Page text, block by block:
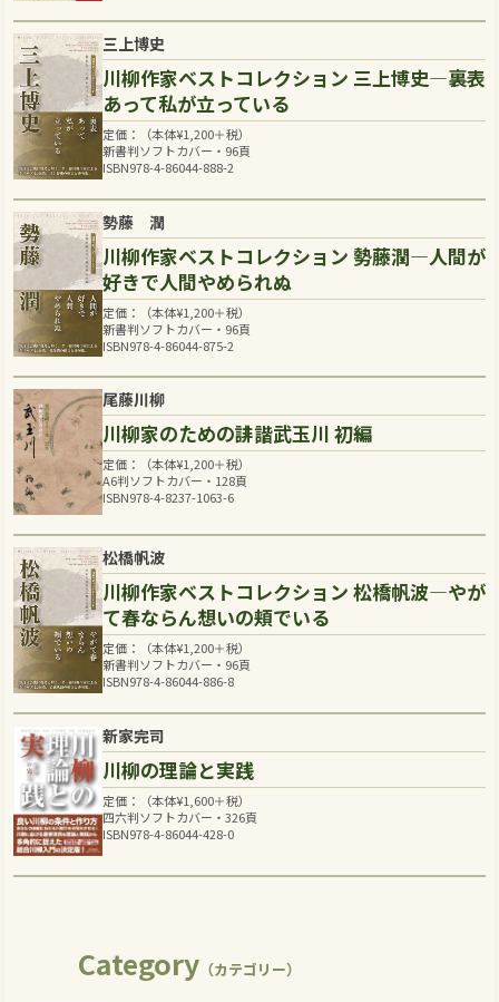
三上博史
川柳作家ベストコレクション 三上博史―裏表
あって私が立っている
定価：（本体¥1,200＋税）
新書判ソフトカバー・96頁
ISBN978-4-86044-888-2
勢藤 潤
川柳作家ベストコレクション 勢藤潤―人間が
好きで人間やめられぬ
定価：（本体¥1,200＋税）
新書判ソフトカバー・96頁
ISBN978-4-86044-875-2
尾藤川柳
川柳家のための誹諧武玉川 初編
定価：（本体¥1,200＋税）
A6判ソフトカバー・128頁
ISBN978-4-8237-1063-6
松橋帆波
川柳作家ベストコレクション 松橋帆波―やが
て春ならん想いの頬でいる
定価：（本体¥1,200＋税）
新書判ソフトカバー・96頁
ISBN978-4-86044-886-8
新家完司
川柳の理論と実践
定価：（本体¥1,600＋税）
四六判ソフトカバー・326頁
ISBN978-4-86044-428-0
Category（カテゴリー）